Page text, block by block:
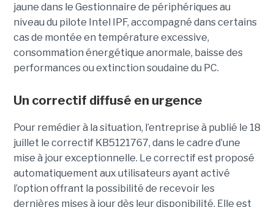
jaune dans le Gestionnaire de périphériques au
niveau du pilote Intel IPF, accompagné dans certains
cas de montée en température excessive,
consommation énergétique anormale, baisse des
performances ou extinction soudaine du PC.
Un correctif diffusé en urgence
Pour remédier à la situation, l’entreprise à publié le 18
juillet le correctif KB5121767, dans le cadre d’une
mise à jour exceptionnelle. Le correctif est proposé
automatiquement aux utilisateurs ayant activé
l’option offrant la possibilité de recevoir les
dernières mises à jour dès leur disponibilité. Elle est